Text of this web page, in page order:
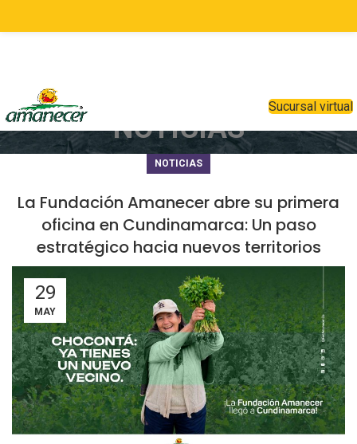
Sucursal virtual
NOTICIAS
NOTICIAS
La Fundación Amanecer abre su primera
oficina en Cundinamarca: Un paso
estratégico hacia nuevos territorios
29
MAY